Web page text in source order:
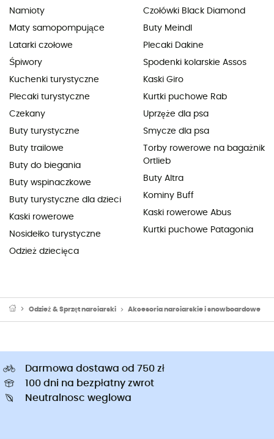
Namioty
Maty samopompujące
Latarki czołowe
Śpiwory
Kuchenki turystyczne
Plecaki turystyczne
Czekany
Buty turystyczne
Buty trailowe
Buty do biegania
Buty wspinaczkowe
Buty turystyczne dla dzieci
Kaski rowerowe
Nosidełko turystyczne
Odzież dziecięca
Czołówki Black Diamond
Buty Meindl
Plecaki Dakine
Spodenki kolarskie Assos
Kaski Giro
Kurtki puchowe Rab
Uprzęże dla psa
Smycze dla psa
Torby rowerowe na bagażnik
Ortlieb
Buty Altra
Kominy Buff
Kaski rowerowe Abus
Kurtki puchowe Patagonia
Odzież & Sprzęt narciarski Akcesoria narciarskie i snowboardowe
Darmowa dostawa od 750 zł
100 dni na bezpłatny zwrot
Neutralnosc weglowa